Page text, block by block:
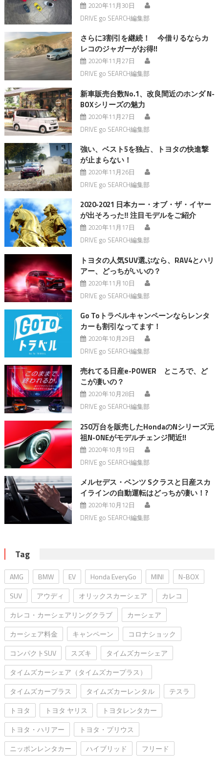
2020年11月30日
DRIVE go SEARCH編集部
さらに3割引を継続！ 今借りるならカ
レコのジャガーがお得!!
2020年11月27日
DRIVE go SEARCH編集部
新車販売台数No.1、改良間近のホンダ N-
BOXシリーズの魅力
2020年11月27日
DRIVE go SEARCH編集部
強い、ベスト5を独占、トヨタの快進撃
が止まらない！
2020年11月26日
DRIVE go SEARCH編集部
2020-2021 日本カー・オブ・ザ・イヤー
が出そろった‼︎ 注目モデルをご紹介
2020年11月17日
DRIVE go SEARCH編集部
トヨタの人気SUV選ぶなら、RAV4とハリ
アー、どっちがいいの？
2020年11月10日
DRIVE go SEARCH編集部
Go Toトラベルキャンペーンならレンタ
カーも割引なってます！
2020年10月29日
DRIVE go SEARCH編集部
売れてる日産e-POWER ところで、ど
こが凄いの？
2020年10月28日
DRIVE go SEARCH編集部
250万台を販売したHondaのNシリーズ元
祖N-ONEがモデルチェンジ間近!!
2020年10月19日
DRIVE go SEARCH編集部
メルセデス・ベンツ Sクラスと日産スカ
イラインの自動運転はどっちが凄い！?
2020年10月12日
DRIVE go SEARCH編集部
Tag
AMG BMW EV Honda EveryGo MINI
N-BOX
SUV
アウディ オリックスカーシェア
カレコ
カレコ・カーシェアリングクラブ
カーシェア
カーシェア料金
キャンペーン
コロナショック
コンパクトSUV
スズキ
タイムズカーシェア
タイムズカーシェア（タイムズカープラス）
タイムズカープラス
タイムズカーレンタル
テスラ
トヨタ
トヨタ ヤリス
トヨタレンタカー
トヨタ・ハリアー
トヨタ・プリウス
ニッポンレンタカー
ハイブリッド フリード